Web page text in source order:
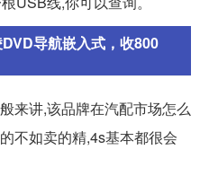
导航嵌入式，收800
来讲,该品牌在汽配市场怎么
不如卖的精,4s基本都很会